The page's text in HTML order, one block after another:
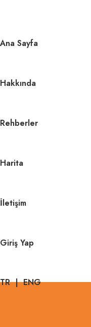
About
Contact
Ana Sayfa
Hakkında
Rehberler
Harita
İletişim
Giriş Yap
TR | ENG